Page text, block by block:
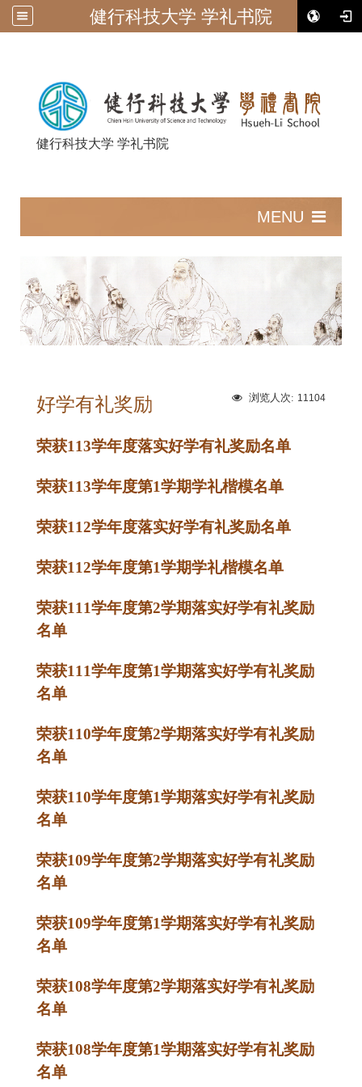
健行科技大学 学礼书院
健行科技大学 学礼书院
MENU
浏览人次: 11104
好学有礼奖励
荣获113学年度落实好学有礼奖励名单
荣获113学年度第1学期学礼楷模名单
荣获112学年度落实好学有礼奖励名单
荣获112学年度第1学期学礼楷模名单
荣获111学年度第2学期落实好学有礼奖励
名单
荣获111学年度第1学期落实好学有礼奖励
名单
荣获110学年度第2学期落实好学有礼奖励
名单
荣获110学年度第1学期落实好学有礼奖励
名单
荣获109学年度第2学期落实好学有礼奖励
名单
荣获109学年度第1学期落实好学有礼奖励
名单
荣获108学年度第2学期落实好学有礼奖励
名单
荣获108学年度第1学期落实好学有礼奖励
名单